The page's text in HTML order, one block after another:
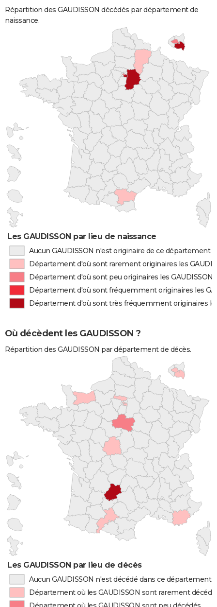
Répartition des GAUDISSON décédés par département de
naissance.
Les GAUDISSON par lieu de naissance
Aucun GAUDISSON n'est originaire de ce département
Département d'où sont rarement originaires les
Département d'où sont peu originaires les GAUDISSON
Département d'où sont fréquemment originaires les
Département d'où sont très fréquemment originaires
Où décèdent les GAUDISSON ?
Répartition des GAUDISSON par département de décès.
Les GAUDISSON par lieu de décès
Aucun GAUDISSON n'est décédé dans ce département
Département où les GAUDISSON sont rarement